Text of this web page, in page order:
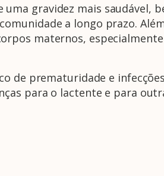
gravidez mais saudável,
a longo prazo.
maternos,
de prematuridade e
para o lactente e para